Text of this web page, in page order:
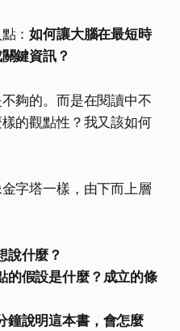
：如何讓大腦在最短時
鍵資訊？
夠的。而是在閱讀中不
的觀點性？我又該如何
字塔一樣，由下而上層
說什麼？
的假設是什麼？成立的條
鐘說明這本書，會怎麼